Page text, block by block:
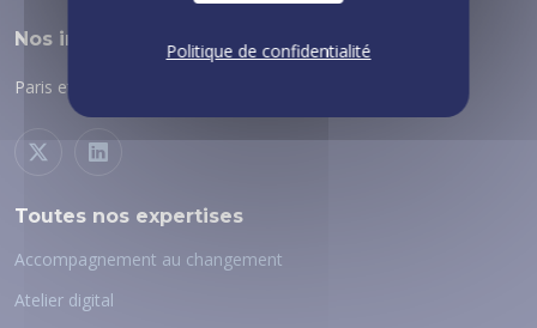
Nos implantations
Paris et régions :
Toutes nos expertises
Accompagnement au changement
Atelier digital
Politique de confidentialité